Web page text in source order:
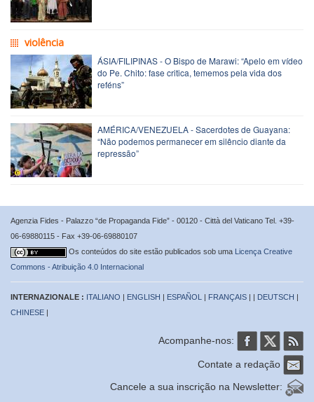
violência
ÁSIA/FILIPINAS - O Bispo de Marawi: “Apelo em vídeo
do Pe. Chito: fase critica, tememos pela vida dos
reféns”
AMÉRICA/VENEZUELA - Sacerdotes de Guayana:
“Não podemos permanecer em silêncio diante da
repressão”
Agenzia Fides - Palazzo “de Propaganda Fide” - 00120 - Città del Vaticano Tel. +39-
06-69880115 - Fax +39-06-69880107
Os conteúdos do site estão publicados sob uma Licença Creative
Commons - Atribuição 4.0 Internacional
INTERNAZIONALE : ITALIANO | ENGLISH | ESPAÑOL | FRANÇAIS | | DEUTSCH |
CHINESE |
Acompanhe-nos:
Contate a redação
Cancele a sua inscrição na Newsletter: